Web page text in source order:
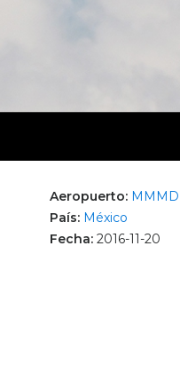
Aeropuerto:
País: México
Fecha: 2016-11-20